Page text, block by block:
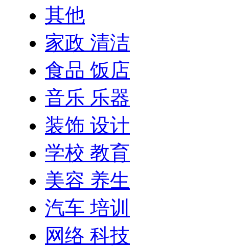
其他
家政 清洁
食品 饭店
音乐 乐器
装饰 设计
学校 教育
美容 养生
汽车 培训
网络 科技